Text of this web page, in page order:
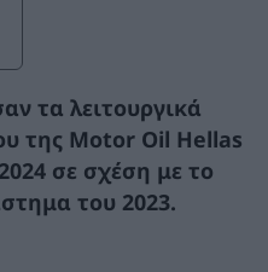
τα λειτουργικά
της Motor Oil Hellas
σε σχέση με το
του 2023.